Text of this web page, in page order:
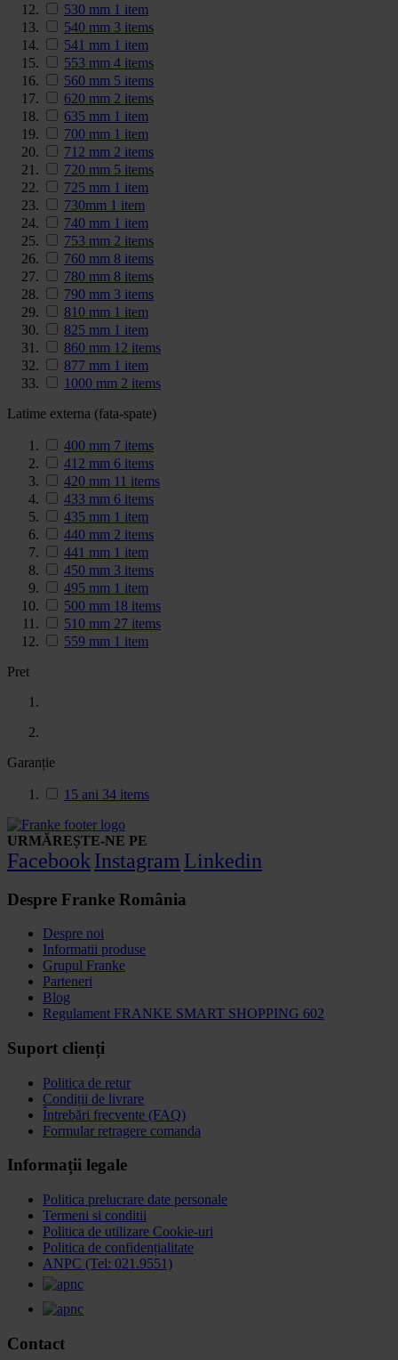
530 mm 1 item
540 mm 3 items
541 mm 1 item
553 mm 4 items
560 mm 5 items
620 mm 2 items
635 mm 1 item
700 mm 1 item
712 mm 2 items
720 mm 5 items
725 mm 1 item
730mm 1 item
740 mm 1 item
753 mm 2 items
760 mm 8 items
780 mm 8 items
790 mm 3 items
810 mm 1 item
825 mm 1 item
860 mm 12 items
877 mm 1 item
1000 mm 2 items
Latime externa (fata-spate)
400 mm 7 items
412 mm 6 items
420 mm 11 items
433 mm 6 items
435 mm 1 item
440 mm 2 items
441 mm 1 item
450 mm 3 items
495 mm 1 item
500 mm 18 items
510 mm 27 items
559 mm 1 item
Pret
Garanție
15 ani 34 items
URMĂREȘTE-NE PE
Facebook Instagram Linkedin
Despre Franke România
Despre noi
Informatii produse
Grupul Franke
Parteneri
Blog
Regulament FRANKE SMART SHOPPING 602
Suport clienți
Politica de retur
Condiții de livrare
Întrebări frecvente (FAQ)
Formular retragere comanda
Informații legale
Politica prelucrare date personale
Termeni si conditii
Politica de utilizare Cookie-uri
Politica de confidențialitate
ANPC (Tel: 021.9551)
Contact